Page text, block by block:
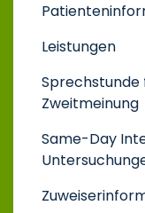
Leistungen
Sprechstunde
Zweitmeinung
Same-Day